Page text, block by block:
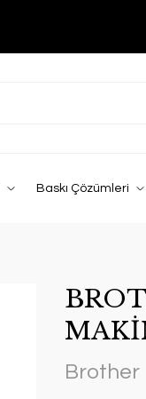
Baskı Çözümleri
Brother